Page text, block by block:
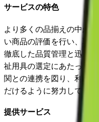
サービスの特色
より多くの品揃えの中か
い商品の評価を行い、取
徹底した品質管理と迅速
祉用具の選定にあたって
関との連携を図り、利用
だけるように努力してい
提供サービス